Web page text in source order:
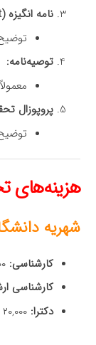
نامه انگیزه (Personal Statement):
توصیه‌نامه:
پروپوزال
هزینه‌های
شهریه
کارشناسی:
کارشناسی
دکترا: